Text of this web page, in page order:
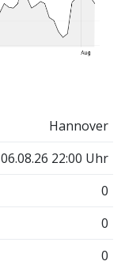
Hannover
06.08.26 22:00 Uhr
0
0
0